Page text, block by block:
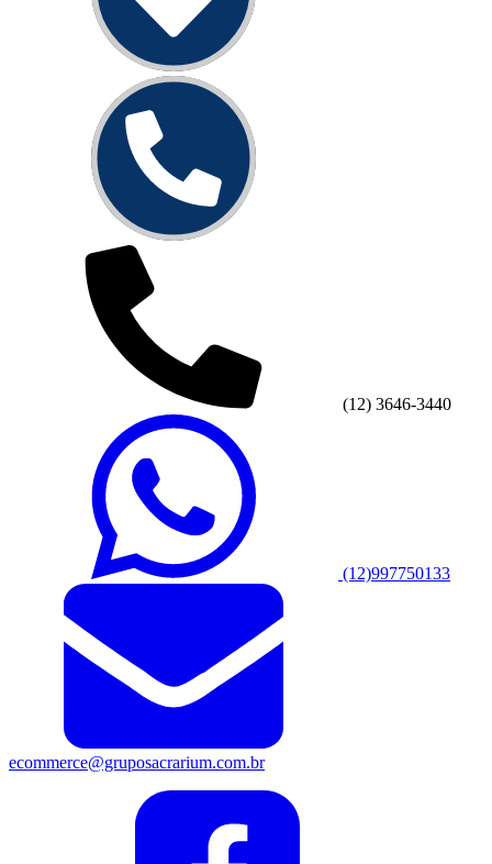
(12) 3646-3440
(12)997750133
ecommerce@gruposacrarium.com.br